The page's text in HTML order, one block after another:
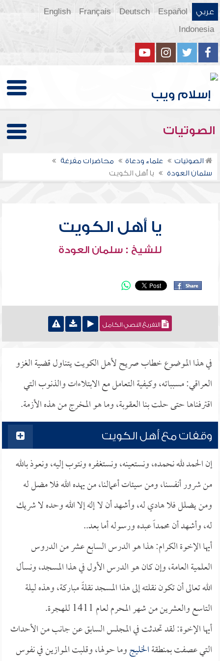
عربي Español
Deutsch
Français
English
Indonesia
الصوتيات
الصوتيات علماء ودعاة
محاضرات مفرغة
سلمان العودة
يا أهل الكويت
يا أهل الكويت
للشيخ : سلمان العودة
التفريغ النصي الكامل
في هذا الموضوع خطاب صريح لأهل الكويت يتناول قضية الغزو
العراقي: مسبباته، وكيفية التعامل مع الابتلاءات والذنوب التي
اقترفناها حتى حلت بنا العقوبة، وما هو المخرج من هذه الأزمة.
وقفات مع أهل الكويت
إن الحمد لله نحمده، ونستعينه، ونستغفره ونتوب إليه، ونعوذ بالله
من شرور أنفسنا، ومن سيئات أعمالنا، من يهده الله فلا مضل له
ومن يضلل فلا هادي له، وأشهد أن لا إله إلا الله وحده لا شريك
له، وأشهد أن محمداً عبده ورسوله أما بعد..
أيها الإخوة الكرام: هذا هو الدرس السابع عشر من الدروس
العلمية العامة، وإن كان هو الدرس الأول في هذا المسجد، ونسأل
الله تعالى أن تكون نقلته إلى هذا المسجد نقلةً مباركة، وهذه ليلة
التاسع والعشرين من شهر المحرم لعام 1411 للهجرة.
أيها الإخوة: لقد تحدثت في المجلس السابق عن جانب من الأحداث
التي عصفت بمنطقةالخليجوما حولها، وقلبت الموازين في نفوس